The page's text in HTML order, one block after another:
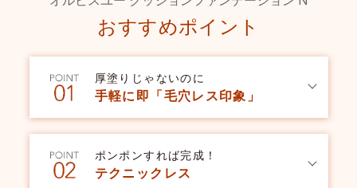
おすすめポイント
厚塗りじゃないのに
手軽に即「毛穴レス印象」
ポンポンすれば完成！
テクニックレス